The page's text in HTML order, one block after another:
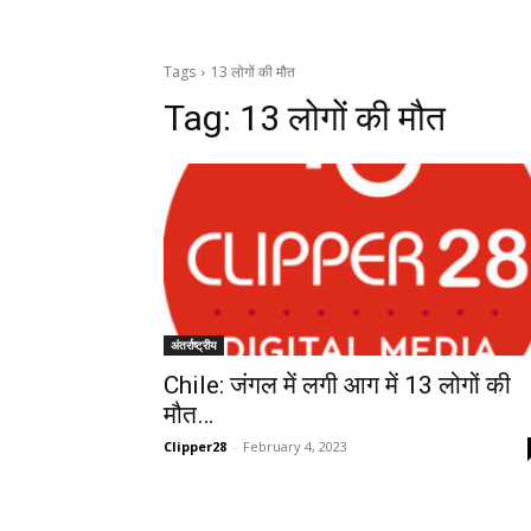
Tags 13 लोगों की मौत
Tag: 13 लोगों की मौत
अंतर्राष्ट्रीय
Chile: जंगल में लगी आग में 13 लोगों की
मौत…
Clipper28 - February 4, 2023